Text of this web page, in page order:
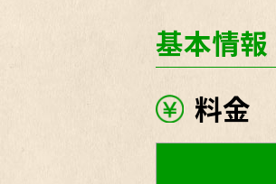
基本情報
料金